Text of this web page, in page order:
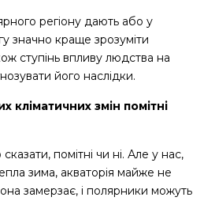
регіону дають або у
значно краще зрозуміти
ступінь впливу людства на
його наслідки.
кліматичних змін помітні
помітні чи ні. Але у нас,
зима, акваторія майже не
замерзає, і полярники можуть